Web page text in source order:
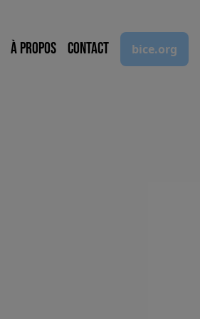
À propos Contact bice.org